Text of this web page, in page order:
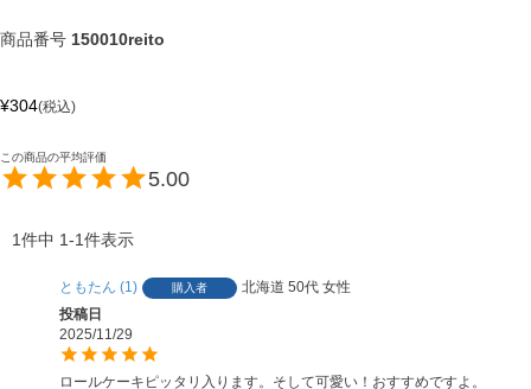
商品番号 150010reito
¥304 税込
5.00
1件中 1-1件表示
ともたん 1 購入者 北海道 50代 女性
投稿日
2025/11/29
ロールケーキピッタリ入ります。そして可愛い！おすすめですよ。